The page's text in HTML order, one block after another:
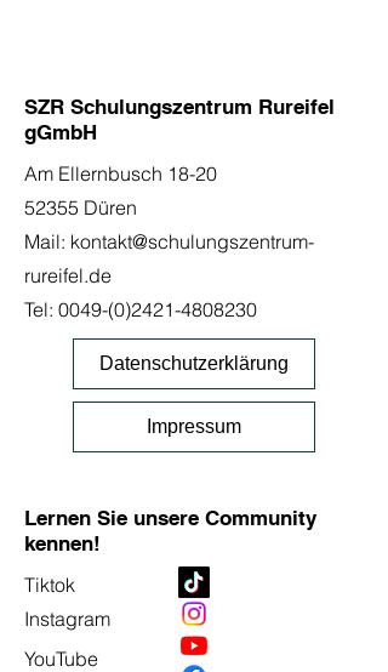
SZR Schulungszentrum Rureifel
gGmbH
Am Ellernbusch 18-20
52355 Düren
Mail: kontakt@schulungszentrum-
rureifel.de
Tel: 0049-(0)2421-4808230
Datenschutzerklärung
Impressum
Lernen Sie unsere Community
kennen!
Tiktok
Instagram
YouTube